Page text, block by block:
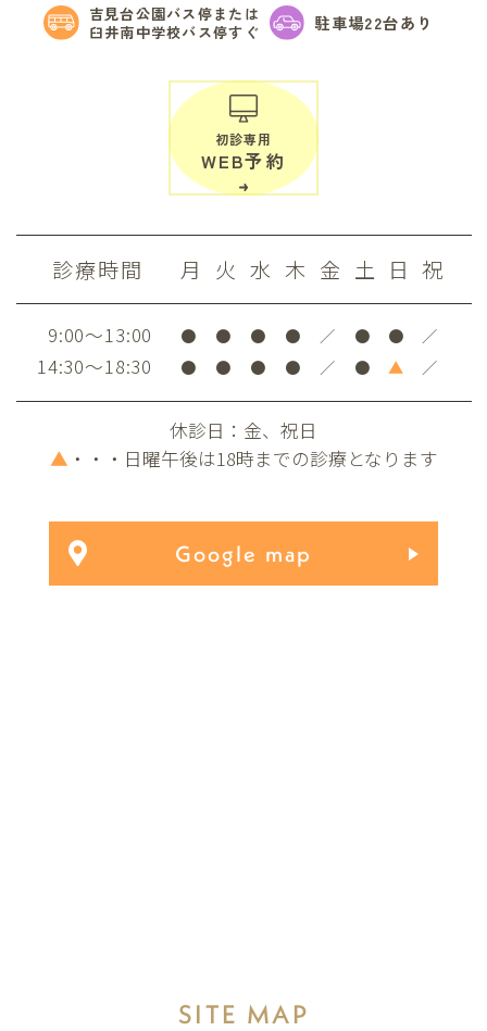
吉見台公園バス停または
臼井南中学校バス停すぐ
駐車場22台あり
初診専用
WEB予約
診療時間 月 火 水 木 金 土 日 祝
9:00～13:00 ● ● ● ● ／ ● ● ／
14:30～18:30 ● ● ● ● ／ ● ▲ ／
休診日：金、祝日
▲ ・・・日曜午後は18時までの診療となります
Google map
SITE MAP